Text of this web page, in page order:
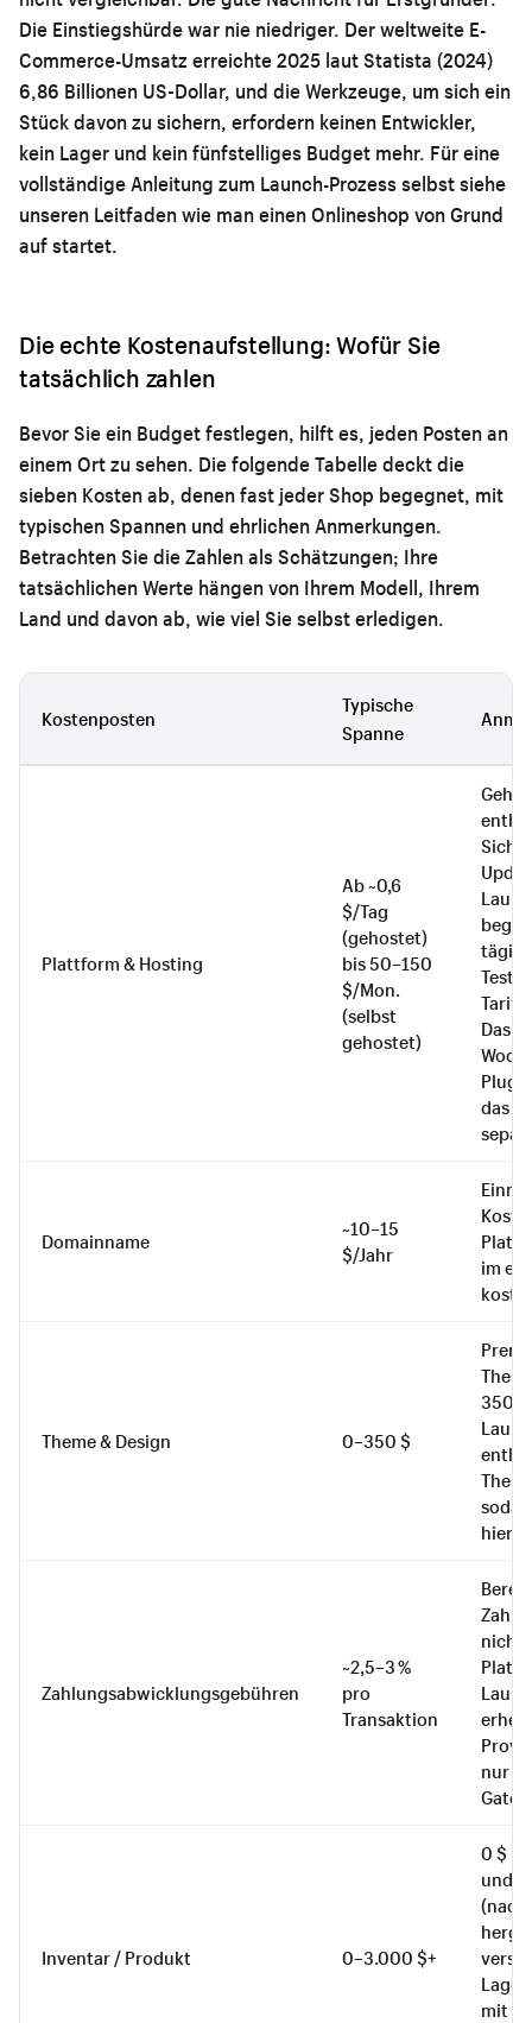
Die Einstiegshürde war nie niedriger. Der weltweite E-
Commerce-Umsatz erreichte 2025 laut Statista (2024)
6,86 Billionen US-Dollar, und die Werkzeuge, um sich ein
Stück davon zu sichern, erfordern keinen Entwickler,
kein Lager und kein fünfstelliges Budget mehr. Für eine
vollständige Anleitung zum Launch-Prozess selbst siehe
unseren Leitfadenwie man einen Onlineshop von Grund
auf startet.
Die echte Kostenaufstellung: Wofür Sie
tatsächlich zahlen
Bevor Sie ein Budget festlegen, hilft es, jeden Posten an
einem Ort zu sehen. Die folgende Tabelle deckt die
sieben Kosten ab, denen fast jeder Shop begegnet, mit
typischen Spannen und ehrlichen Anmerkungen.
Betrachten Sie die Zahlen als Schätzungen; Ihre
tatsächlichen Werte hängen von Ihrem Modell, Ihrem
Land und davon ab, wie viel Sie selbst erledigen.
Kostenposten
Typische
Spanne
Plattform & Hosting
Ab ~0,6
$/Tag
(gehostet)
bis 50–150
$/Mon.
(selbst
gehostet)
Tarife
Das
das
Domainname
~10–15
$/Jahr
im
Theme & Design 0–350 $
350
hier 0
Zahlungsabwicklungsgebühren
~2,5–3 %
pro
Transaktion
nicht
nur
Inventar / Produkt 0–3.000 $+
0 $
und
(nach
mit